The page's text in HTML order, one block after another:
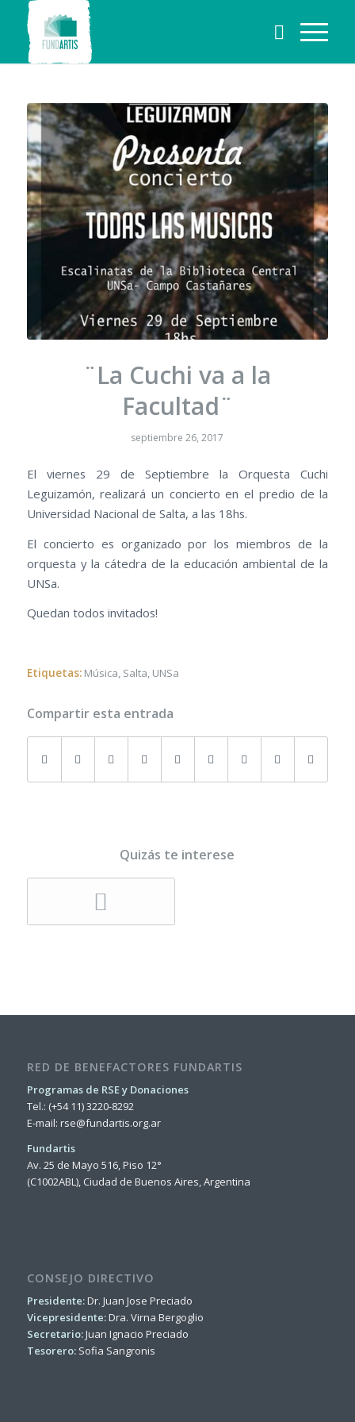
¨La Cuchi va a la
Facultad¨
septiembre 26, 2017
El viernes 29 de Septiembre la Orquesta Cuchi
Leguizamón, realizará un concierto en el predio de la
Universidad Nacional de Salta, a las 18hs.
El concierto es organizado por los miembros de la
orquesta y la cátedra de la educación ambiental de la
UNSa.
Quedan todos invitados!
Etiquetas: Música, Salta, UNSa
Compartir esta entrada
Quizás te interese
RED DE BENEFACTORES FUNDARTIS
Programas de RSE y Donaciones
Tel.: (+54 11) 3220-8292
E-mail: rse@fundartis.org.ar
Fundartis
Av. 25 de Mayo 516, Piso 12°
(C1002ABL), Ciudad de Buenos Aires, Argentina
CONSEJO DIRECTIVO
Presidente:Dr. Juan Jose Preciado
Vicepresidente:Dra. Virna Bergoglio
Secretario:Juan Ignacio Preciado
Tesorero:Sofia Sangronis